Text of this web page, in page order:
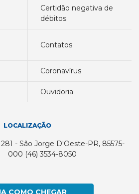
certidão negativa de
débitos
contatos
coronavírus
ouvidoria
LOCALIZAÇÃO
- São Jorge D'Oeste-PR, 85575-
000 (46) 3534-8050
COMO CHEGAR